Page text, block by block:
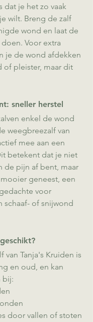
dat je het zo vaak
wilt. Breng de zalf
wond en laat de
Voor extra
je de wond afdekken
of pleister, maar dit
sneller herstel
enkel de wond
weegbreezalf van
mee aan een
betekent dat je niet
de pijn af bent, maar
geneest, een
voor
schaaf- of snijwond
van Tanja's Kruiden is
en oud, en kan
bij:
door vallen of stoten